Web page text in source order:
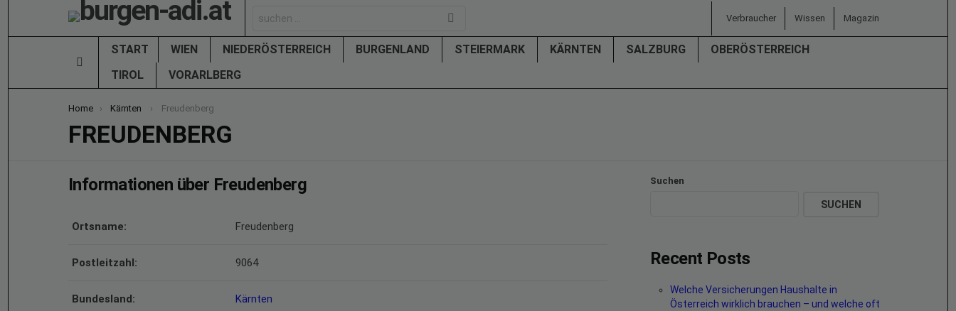
for:
Verbraucher Wissen Magazin
START WIEN NIEDERÖSTERREICH BURGENLAND STEIERMARK KÄRNTEN SALZBURG
OBERÖSTERREICH
TIROL
VORARLBERG
You are here:
Home Kärnten Freudenberg
FREUDENBERG
Informationen über Freudenberg
Ortsname: Freudenberg
Postleitzahl: 9064
Bundesland: Kärnten
Suchen
SUCHEN
Recent Posts
Welche Versicherungen Haushalte in
Österreich wirklich brauchen – und welche oft